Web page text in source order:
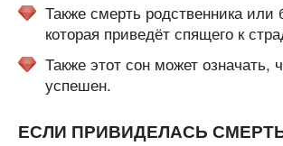
Также смерть родственника
которая приведёт спящего к
Также этот сон может
успешен.
ЕСЛИ ПРИВИДЕЛАСЬ